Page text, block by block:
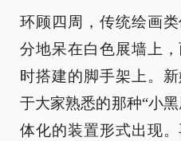
环顾四周，传统绘画
分地呆在白色展墙上
时搭建的脚手架上。
于大家熟悉的那种“小
体化的装置形式出现